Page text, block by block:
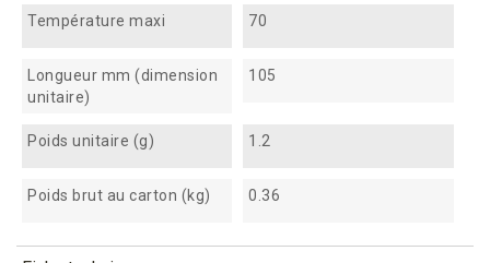
Température maxi 70
Longueur mm (dimension
unitaire)
105
Poids unitaire (g) 1.2
Poids brut au carton (kg) 0.36